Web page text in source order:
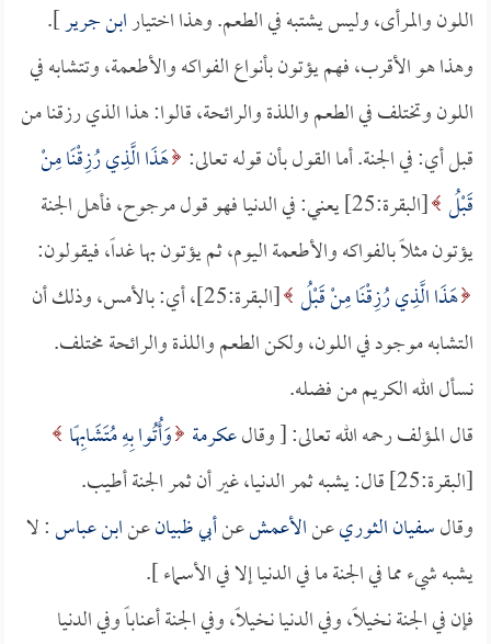
اللون والمرأى، وليس يشتبه في الطعم. وهذا اختيارابن جرير].
وهذا هو الأقرب، فهم يؤتون بأنواع الفواكه والأطعمة، وتتشابه في
اللون وتختلف في الطعم واللذة والرائحة، قالوا: هذا الذي رزقنا من
قبل أي: في الجنة. أما القول بأن قوله تعالى: هَذَا الَّذِي رُزِقْنَا مِنْ
قَبْلُ
[البقرة:25] يعني: في الدنيا فهو قول مرجوح، فأهل الجنة
يؤتون مثلاً بالفواكه والأطعمة اليوم، ثم يؤتون بها غداً، فيقولون:
هَذَا الَّذِي رُزِقْنَا مِنْ قَبْلُ
[البقرة:25]، أي: بالأمس، وذلك أن
التشابه موجود في اللون، ولكن الطعم واللذة والرائحة مختلف.
نسأل الله الكريم من فضله.
قال المؤلف رحمه الله تعالى: [ وقالعكرمة وَأُتُوا بِهِ مُتَشَابِهًا
[البقرة:25] قال: يشبه ثمر الدنيا، غير أن ثمر الجنة أطيب.
وقالسفيان الثوريعنالأعمشعنأبي ظبيانعنابن عباس: لا
يشبه شيء مما في الجنة ما في الدنيا إلا في الأسماء ].
فإن في الجنة نخيلاً، وفي الدنيا نخيلاً، وفي الجنة أعناباً وفي الدنيا